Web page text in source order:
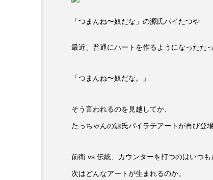
「つまんね〜奴だな」の源氏パイたつや
最近、普通にハートを作るようになったたっ
「つまんね〜奴だな。」
そう言われるのを見越してか、
たっちゃんの源氏パイラテアートが再び登場
前衛 vs 伝統、カウンターを打つのはいつも
次はどんなアートが生まれるのか。